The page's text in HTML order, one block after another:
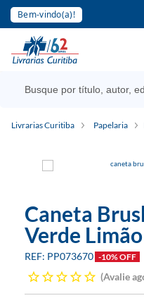
Bem-vindo(a)!
Livrarias Curitiba Papelaria
Caneta
Verde Limão
PP073670 -10% OFF
Avalie